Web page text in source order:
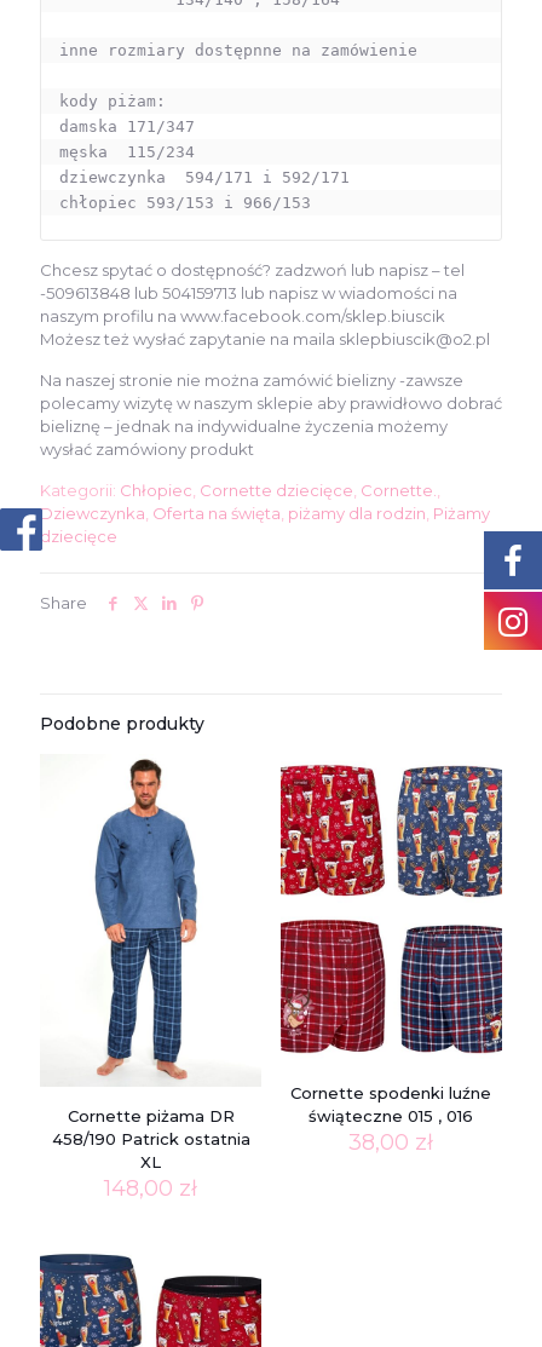
inne rozmiary dostępnne na zamówienie
kody piżam:
damska 171/347
męska  115/234
dziewczynka  594/171 i 592/171
chłopiec 593/153 i 966/153
Chcesz spytać o dostępność? zadzwoń lub napisz – tel
-509613848 lub 504159713 lub napisz w wiadomości na
naszym profilu na www.facebook.com/sklep.biuscik
Możesz też wysłać zapytanie na maila sklepbiuscik@o2.pl
Na naszej stronie nie można zamówić bielizny -zawsze
polecamy wizytę w naszym sklepie aby prawidłowo dobrać
bieliznę – jednak na indywidualne życzenia możemy
wysłać zamówiony produkt
Kategorii: Chłopiec Cornette dziecięce Cornette.
Dziewczynka Oferta na święta piżamy dla rodzin Piżamy
dziecięce
Share
Podobne produkty
Cornette piżama DR
458/190 Patrick ostatnia
XL
148,00 zł
Cornette spodenki luźne
świąteczne 015 , 016
38,00 zł